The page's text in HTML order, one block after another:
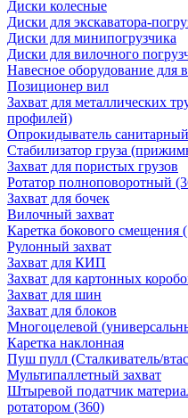
Диски колесные
Диски для экскаватора-
Диски для минипогрузчика
Диски для вилочного
Навесное оборудование для
Позиционер вил
Захват для металлических
профилей)
Опрокидыватель
Стабилизатор груза
Захват для пористых грузов
Ротатор полноповоротный
Захват для бочек
Вилочный захват
Каретка бокового смещения
Рулонный захват
Захват для КИП
Захват для картонных
Захват для шин
Захват для блоков
Многоцелевой
Каретка наклонная
Пуш пулл (Сталкиватель/
Мультипаллетный захват
Штыревой податчик
ротатором (360)